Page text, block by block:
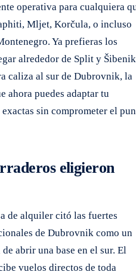
operativa para cualquiera
Mljet, Korčula, o incluso
Ya prefieras los
alrededor de Split y
caliza al sur de Dubrovnik, la
ahora puedes adaptar tu
sin comprometer el
eligieron
de alquiler citó las fuertes
de Dubrovnik como un
abrir una base en el sur. El
vuelos directos de toda